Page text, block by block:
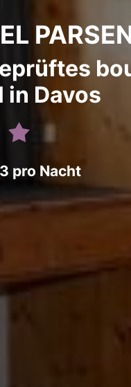
in Davos
pro Nacht